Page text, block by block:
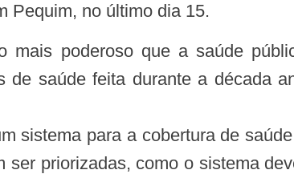
Pequim, no último dia 15.
saúde feita durante a década
sistema para a cobertura de
priorizadas, como o sistema